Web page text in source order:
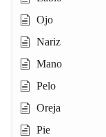
Ojo
Nariz
Mano
Pelo
Oreja
Pie